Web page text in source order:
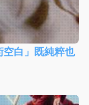
空白」既純粹也